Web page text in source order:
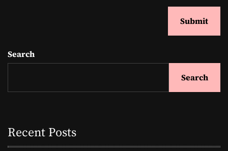
Search
Search
Recent Posts